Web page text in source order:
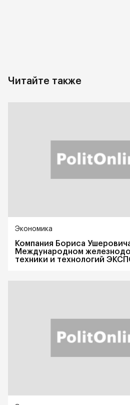
Читайте также
Экономика
Компания Бориса
Международном
техники и технологий